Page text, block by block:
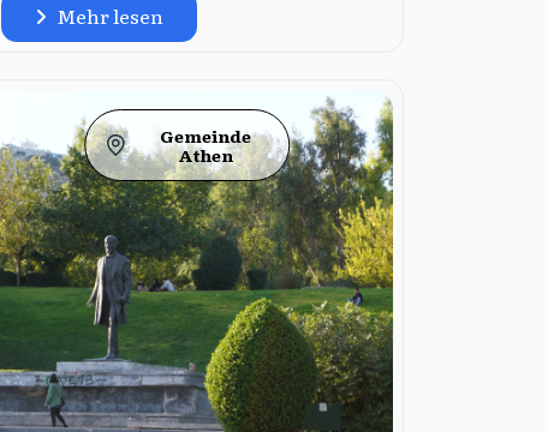
Mehr lesen
Gemeinde
Athen